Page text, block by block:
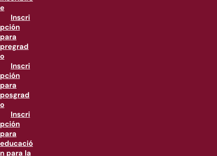
e
Inscri
pción
para
pregrad
o
Inscri
pción
para
posgrad
o
Inscri
pción
para
educació
n para la